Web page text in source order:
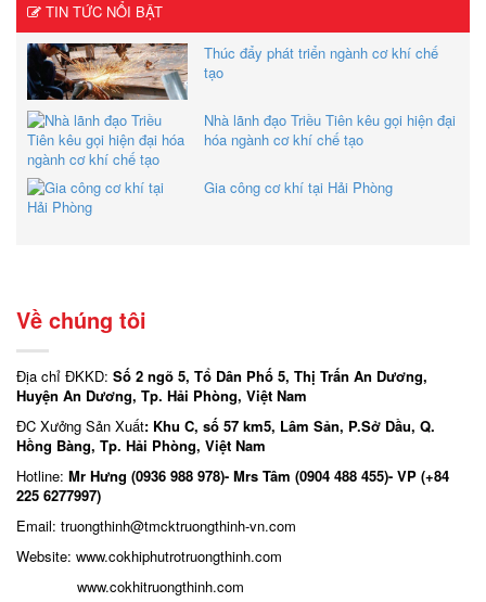
TIN TỨC NỔI BẬT
Thúc đẩy phát triển ngành cơ khí chế
tạo
Nhà lãnh đạo Triều Tiên kêu gọi hiện đại
hóa ngành cơ khí chế tạo
Gia công cơ khí tại Hải Phòng
Về chúng tôi
Địa chỉ ĐKKD: Số 2 ngõ 5, Tổ Dân Phố 5, Thị Trấn An Dương,
Huyện An Dương, Tp. Hải Phòng, Việt Nam
ĐC Xưởng Sản Xuất: Khu C, số 57 km5, Lâm Sản, P.Sở Dầu, Q.
Hồng Bàng, Tp. Hải Phòng, Việt Nam
Hotline: Mr Hưng (0936 988 978)- Mrs Tâm (0904 488 455)- VP (+84
225 6277997)
Email: truongthinh@tmcktruongthinh-vn.com
Website: www.cokhiphutrotruongthinh.com
www.cokhitruongthinh.com